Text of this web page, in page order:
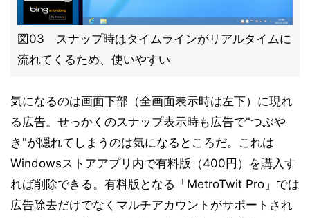
図03 スナップ時はタイムラインがリアルタイムに
流れてくるため、使いやすい
気になるのは画面下部（全画面表示時は左下）に現れ
る広告。せっかくのスナップ表示時も広告で"つぶや
き"が隠れてしまうのは気になるところだ。これは
Windowsストアアプリ内で有料版（400円）を購入す
れば削除できる。有料版となる「MetroTwit Pro」では
広告除去だけでなくマルチアカウントがサポートされ